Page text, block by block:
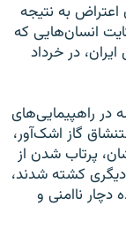
اعتراض به نتیجه
انسان‌هایی که
در خرداد
در راهپیمایی‌های
گاز اشک‌آور،
پرتاب شدن از
کشته شدند،
دچار ناامنی و